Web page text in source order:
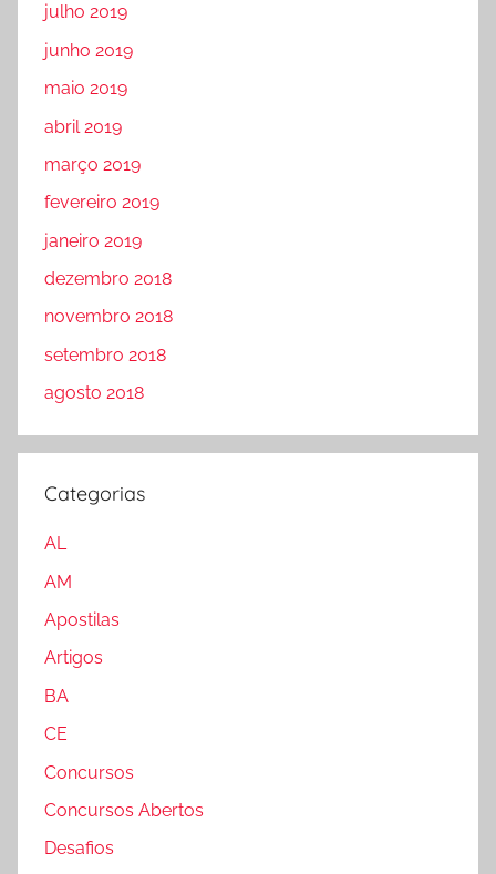
julho 2019
junho 2019
maio 2019
abril 2019
março 2019
fevereiro 2019
janeiro 2019
dezembro 2018
novembro 2018
setembro 2018
agosto 2018
Categorias
AL
AM
Apostilas
Artigos
BA
CE
Concursos
Concursos Abertos
Desafios